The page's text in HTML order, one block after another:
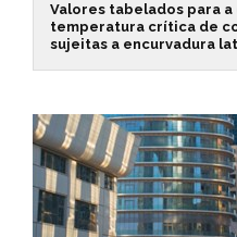
Valores tabelados para
temperatura crítica de
sujeitas a encurvadura